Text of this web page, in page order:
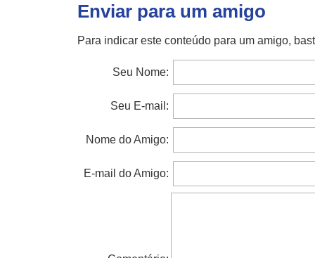
Enviar para um amigo
Para indicar este conteúdo para um amigo,
Seu Nome:
Seu E-mail:
Nome do Amigo:
E-mail do Amigo: